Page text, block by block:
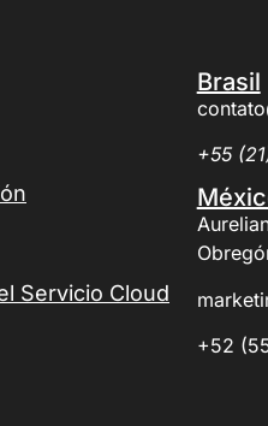
Servicio Cloud
Brasil
+55
+52